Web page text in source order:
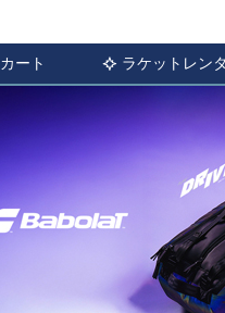
カート ラケットレン